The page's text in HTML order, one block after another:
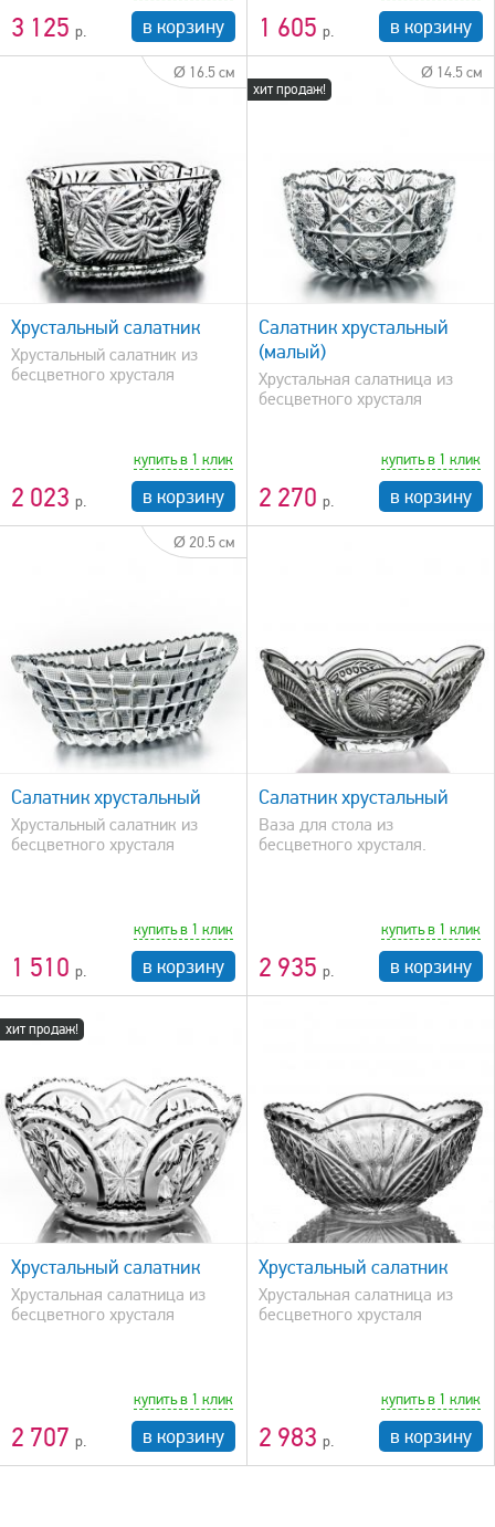
3 125 в корзину 1 605 в корзину
Ø 16.5 см
Хрустальный салатник
Хрустальный салатник из
бесцветного хрусталя
2 023
купить в 1 клик
в корзину
хит продаж!
Ø 14.5 см
быстрый просмотр
Салатник хрустальный
(малый)
Хрустальная салатница из
бесцветного хрусталя
2 270
купить в 1 клик
в корзину
Ø 20.5 см
Салатник хрустальный
Хрустальный салатник из
бесцветного хрусталя
1 510
купить в 1 клик
в корзину
быстрый просмотр
Салатник хрустальный
Ваза для стола из
бесцветного хрусталя.
2 935
купить в 1 клик
в корзину
хит продаж!
Хрустальный салатник
Хрустальная салатница из
бесцветного хрусталя
2 707
купить в 1 клик
в корзину
быстрый просмотр
Хрустальный салатник
Хрустальная салатница из
бесцветного хрусталя
2 983
купить в 1 клик
в корзину